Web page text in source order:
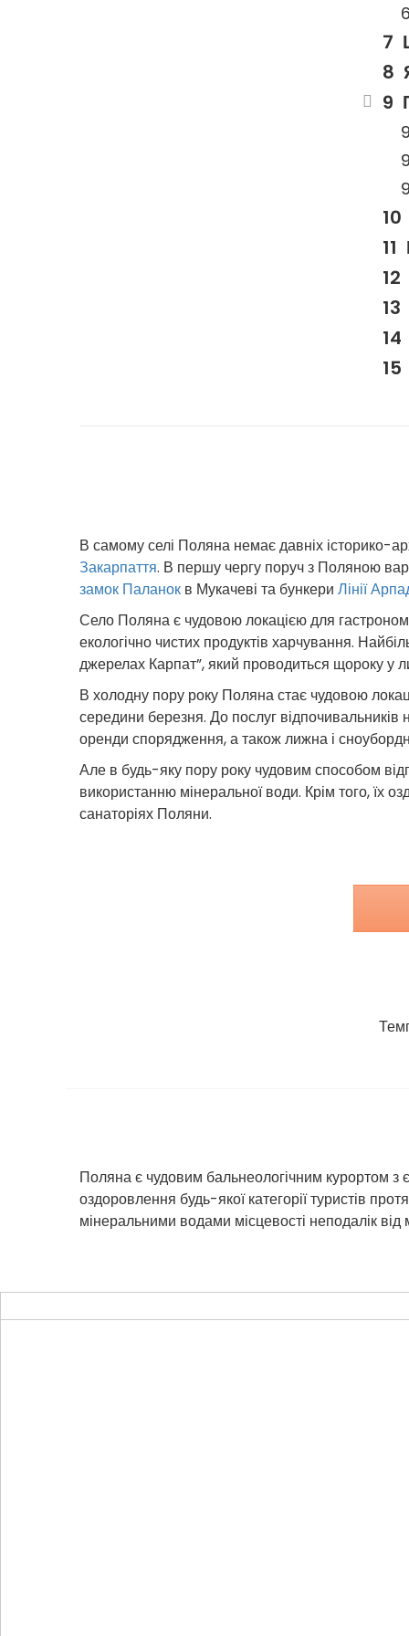
В самому селі Поляна немає давніх історико-
Закарпаття. В першу чергу поруч з Поляною
замок Паланок в Мукачеві та бункери Лінії
Село Поляна є чудовою локацією для
екологічно чистих продуктів харчування.
джерелах Карпат”, який проводиться щороку у
В холодну пору року Поляна стає чудовою
середини березня. До послуг відпочивальників
оренди спорядження, а також лижна і
Але в будь-яку пору року чудовим способом
використанню мінеральної води. Крім того, їх
санаторіях Поляни.
Поляна є чудовим бальнеологічним курортом з
оздоровлення будь-якої категорії туристів
мінеральними водами місцевості неподалік від